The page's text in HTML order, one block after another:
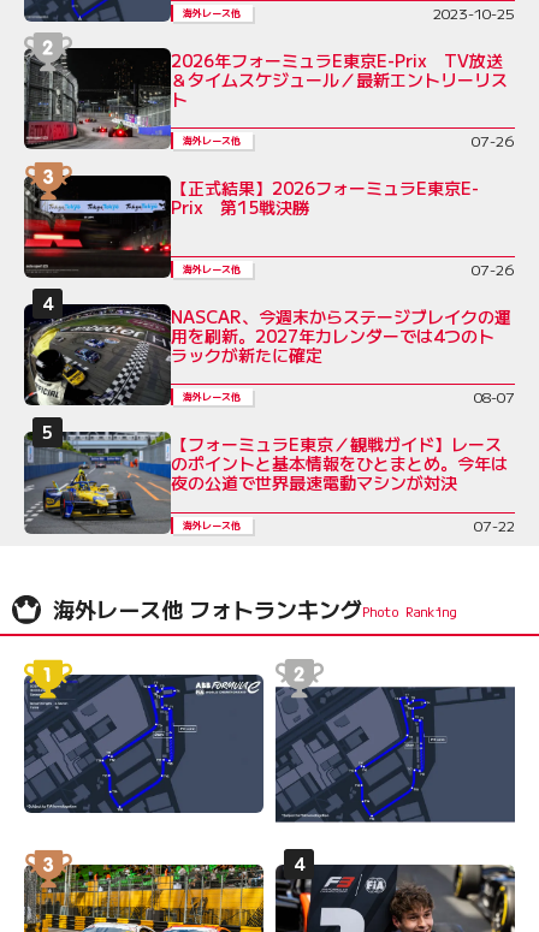
海外レース他 2023-10-25
2026年フォーミュラE東京E-Prix TV放送
＆タイムスケジュール／最新エントリーリス
ト
海外レース他 07-26
【正式結果】2026フォーミュラE東京E-
Prix 第15戦決勝
海外レース他 07-26
NASCAR、今週末からステージブレイクの運
用を刷新。2027年カレンダーでは4つのト
ラックが新たに確定
海外レース他 08-07
【フォーミュラE東京／観戦ガイド】レース
のポイントと基本情報をひとまとめ。今年は
夜の公道で世界最速電動マシンが対決
海外レース他 07-22
海外レース他 フォトランキング